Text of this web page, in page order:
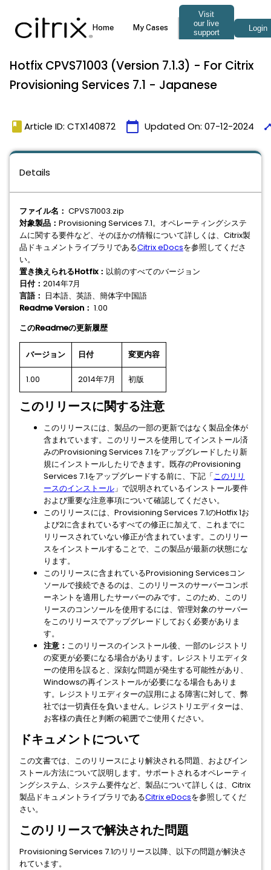
Hotfix CPVS71003 (Version 7.1.3) - For Citrix
Provisioning Services 7.1 - Japanese
book Article ID: CTX140872 calendar_today Updated On: 07-12-2024
Details
ファイル名： CPVS71003.zip
対象製品： Provisioning Services 7.1。オペレーティングシステ
ムに関する要件など、そのほかの情報について詳しくは、Citrix製
品ドキュメントライブラリであるCitrix eDocsを参照してくださ
い。
置き換えられるHotfix： 以前のすべてのバージョン
日付： 2014年7月
言語： 日本語、英語、簡体字中国語
Readme Version： 1.00
このReadmeの更新履歴
バージョン 日付 変更内容
1.00 2014年7月 初版
このリリースに関する注意
このリリースには、製品の一部の更新ではなく製品全体が
含まれています。このリリースを使用してインストール済
みのProvisioning Services 7.1をアップグレードしたり新
規にインストールしたりできます。既存のProvisioning
Services 7.1をアップグレードする前に、下記「このリリ
ースのインストール」で説明されているインストール要件
および重要な注意事項について確認してください。
このリリースには、Provisioning Services 7.1のHotfix 1お
よび2に含まれているすべての修正に加えて、これまでに
リリースされていない修正が含まれています。このリリー
スをインストールすることで、この製品が最新の状態にな
ります。
このリリースに含まれているProvisioning Servicesコン
ソールで接続できるのは、このリリースのサーバーコンポ
ーネントを適用したサーバーのみです。このため、このリ
リースのコンソールを使用するには、管理対象のサーバー
をこのリリースでアップグレードしておく必要がありま
す。
注意： このリリースのインストール後、一部のレジストリ
の変更が必要になる場合があります。レジストリエディタ
ーの使用を誤ると、深刻な問題が発生する可能性があり、
Windowsの再インストールが必要になる場合もありま
す。レジストリエディターの誤用による障害に対して、弊
社では一切責任を負いません。レジストリエディターは、
お客様の責任と判断の範囲でご使用ください。
ドキュメントについて
この文書では、このリリースにより解決される問題、およびイン
ストール方法について説明します。サポートされるオペレーティ
ングシステム、システム要件など、製品について詳しくは、Citrix
製品ドキュメントライブラリであるCitrix eDocsを参照してくだ
さい。
このリリースで解決された問題
Provisioning Services 7.1のリリース以降、以下の問題が解決さ
れています。